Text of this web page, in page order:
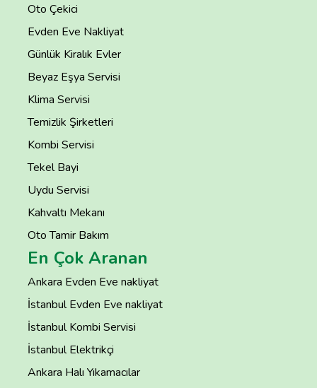
Oto Çekici
Evden Eve Nakliyat
Günlük Kiralık Evler
Beyaz Eşya Servisi
Klima Servisi
Temizlik Şirketleri
Kombi Servisi
Tekel Bayi
Uydu Servisi
Kahvaltı Mekanı
Oto Tamir Bakım
En Çok Aranan
Ankara Evden Eve nakliyat
İstanbul Evden Eve nakliyat
İstanbul Kombi Servisi
İstanbul Elektrikçi
Ankara Halı Yıkamacılar